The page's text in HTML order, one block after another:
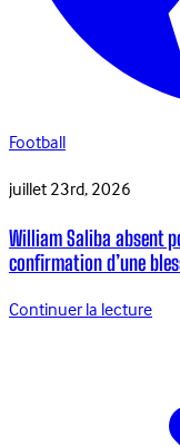
Football
juillet 23rd, 2026
William Saliba absent
confirmation d’une
Continuer la lecture